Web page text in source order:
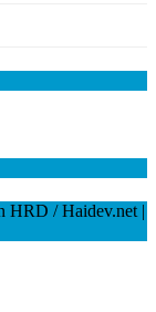
HRD / Haidev.net |